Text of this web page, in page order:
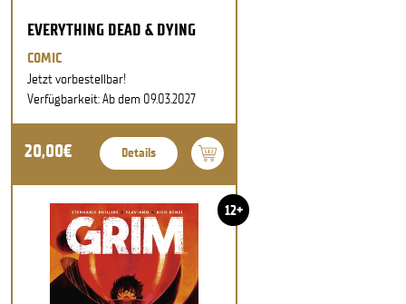
EVERYTHING DEAD & DYING
COMIC
Jetzt vorbestellbar!
Verfügbarkeit: Ab dem 09.03.2027
20,00€ Details
12+